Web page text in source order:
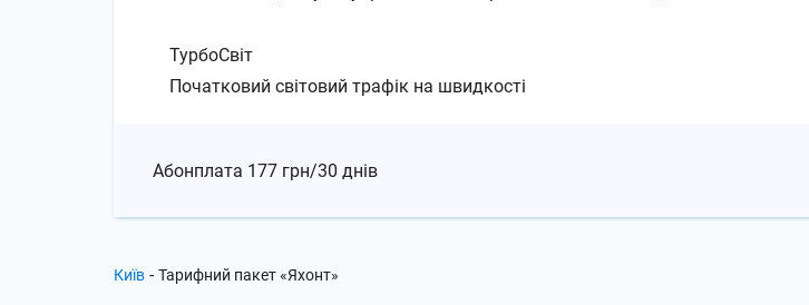
ТурбоСвіт
Початковий світовий трафік на швидкості
Абонплата 177 грн/30 днів
Київ - Тарифний пакет «Яхонт»